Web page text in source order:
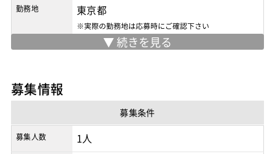
勤務地 東京都
※実際の勤務地は応募時にご確認下さい
契約形態 業務委託
募集情報
募集条件
募集人数 1人